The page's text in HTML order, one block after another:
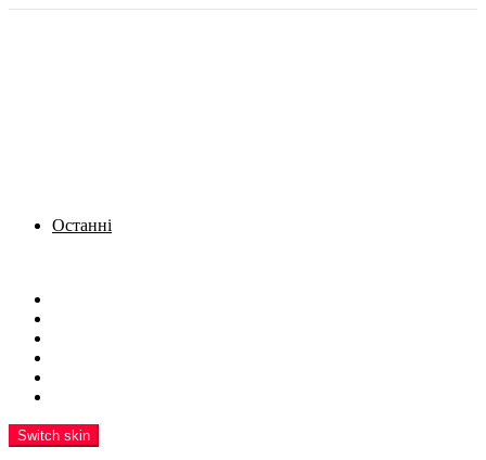
Останні
Switch skin